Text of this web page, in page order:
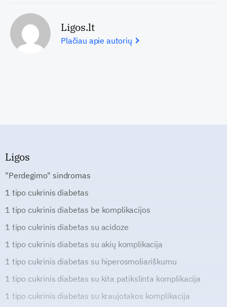
Ligos.lt
Plačiau apie autorių
Ligos
"Perdegimo" sindromas
1 tipo cukrinis diabetas
1 tipo cukrinis diabetas be komplikacijos
1 tipo cukrinis diabetas su acidoze
1 tipo cukrinis diabetas su akių komplikacija
1 tipo cukrinis diabetas su hiperosmoliariškumu
1 tipo cukrinis diabetas su kita patikslinta komplikacija
1 tipo cukrinis diabetas su kraujotakos komplikacija